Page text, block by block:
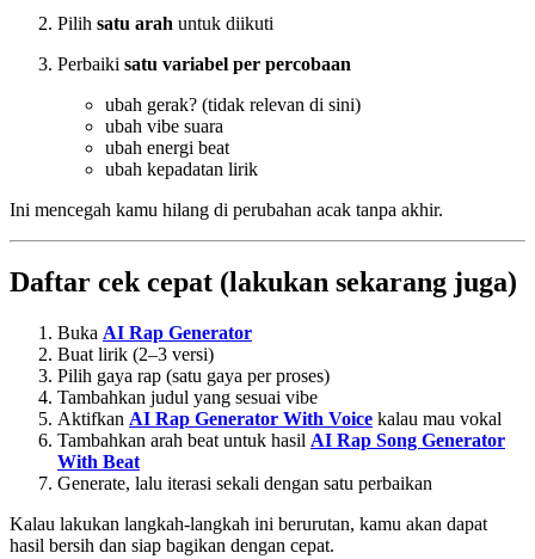
Pilih satu arah untuk diikuti
Perbaiki satu variabel per percobaan
ubah gerak? (tidak relevan di sini)
ubah vibe suara
ubah energi beat
ubah kepadatan lirik
Ini mencegah kamu hilang di perubahan acak tanpa akhir.
Daftar cek cepat (lakukan sekarang juga)
Buka AI Rap Generator
Buat lirik (2–3 versi)
Pilih gaya rap (satu gaya per proses)
Tambahkan judul yang sesuai vibe
Aktifkan AI Rap Generator With Voice kalau mau vokal
Tambahkan arah beat untuk hasil AI Rap Song Generator
With Beat
Generate, lalu iterasi sekali dengan satu perbaikan
Kalau lakukan langkah-langkah ini berurutan, kamu akan dapat
hasil bersih dan siap bagikan dengan cepat.